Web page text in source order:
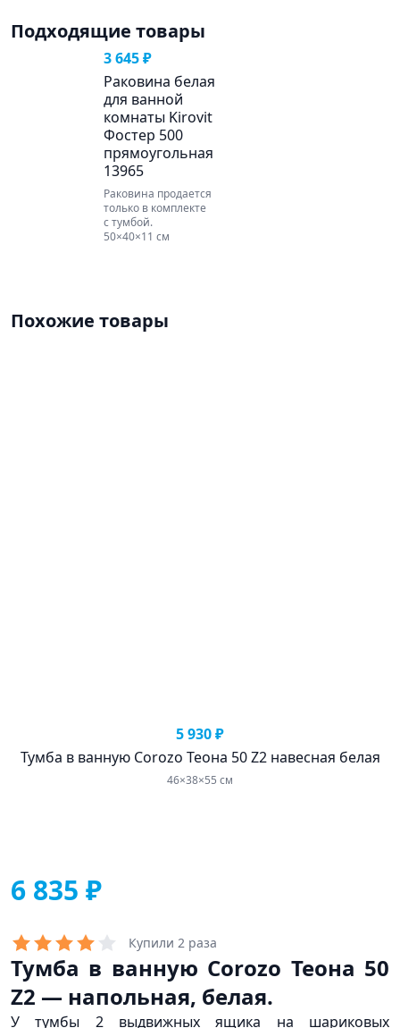
Подходящие товары
3 645 ₽
Раковина белая
для ванной
комнаты Kirovit
Фостер 500
прямоугольная
13965
Раковина продается
только в комплекте
с тумбой.
50×40×11 см
Похожие товары
5 930 ₽
Тумба в ванную Corozo Теона 50 Z2 навесная белая
46×38×55 см
6 835 ₽
Купили 2 раза
Тумба в ванную Corozo Теона 50
Z2 — напольная, белая.
У тумбы 2 выдвижных ящика на шариковых